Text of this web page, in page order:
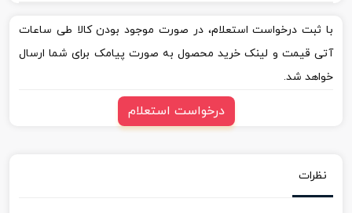
با ثبت درخواست استعلام، در صورت موجود بودن کالا طی ساعات
آتی قیمت و لینک خرید محصول به صورت پیامک برای شما ارسال
خواهد شد.
درخواست استعلام
نظرات